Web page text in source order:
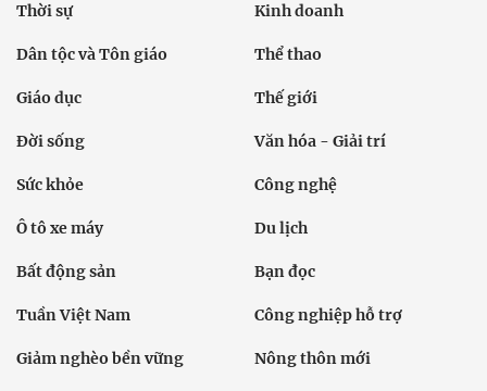
Thời sự Kinh doanh
Dân tộc và Tôn giáo Thể thao
Giáo dục Thế giới
Đời sống Văn hóa - Giải trí
Sức khỏe Công nghệ
Ô tô xe máy Du lịch
Bất động sản Bạn đọc
Tuần Việt Nam Công nghiệp hỗ trợ
Giảm nghèo bền vững Nông thôn mới